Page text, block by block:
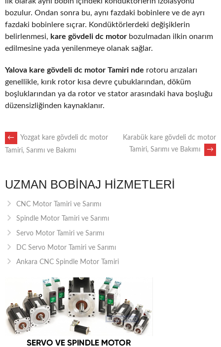
bozulur. Ondan sonra bu, aynı fazdaki bobinlere ve de ayrı
fazdaki bobinlere sıçrar. Kondüktörlerdeki değişiklerin
belirlenmesi, kare gövdeli dc motor bozulmadan ilkin onarım
edilmesine yada yenilenmeye olanak sağlar.
Yalova kare gövdeli dc motor Tamiri nde rotoru arızaları
genellikle, kırık rotor kısa devre çubuklarından, döküm
boşluklarından ya da rotor ve stator arasındaki hava boşluğu
düzensizliğinden kaynaklanır.
POST
←
Yozgat kare gövdeli dc motor
Tamiri, Sarımı ve Bakımı
Karabük kare gövdeli dc motor
Tamiri, Sarımı ve Bakımı
→
UZMAN BOBINAJ HIZMETLERI
CNC Motor Tamiri ve Sarımı
Spindle Motor Tamiri ve Sarımı
Servo Motor Tamiri ve Sarımı
DC Servo Motor Tamiri ve Sarımı
Ankara CNC Spindle Motor Tamiri